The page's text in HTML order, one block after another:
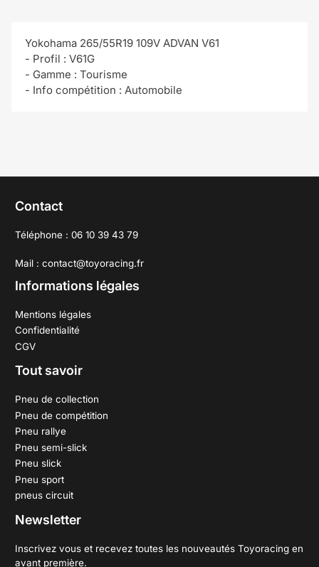
Yokohama 265/55R19 109V ADVAN V61
- Profil : V61G
- Gamme : Tourisme
- Info compétition : Automobile
Contact
Téléphone : 06 10 39 43 79
Mail : contact@toyoracing.fr
Informations légales
Mentions légales
Confidentialité
CGV
Tout savoir
Pneu de collection
Pneu de compétition
Pneu rallye
Pneu semi-slick
Pneu slick
Pneu sport
pneus circuit
Newsletter
Inscrivez vous et recevez toutes les nouveautés Toyoracing en
avant première.